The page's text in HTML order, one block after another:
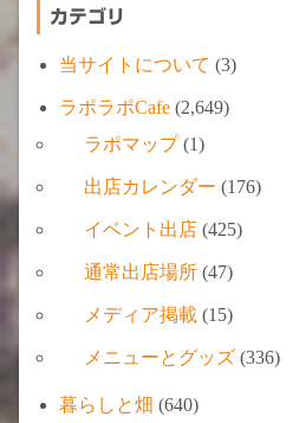
カテゴリ
当サイトについて (3)
ラポラポCafe (2,649)
ラポマップ(1)
出店カレンダー (176)
イベント出店 (425)
通常出店場所 (47)
メディア掲載 (15)
メニューとグッズ (336)
暮らしと畑 (640)